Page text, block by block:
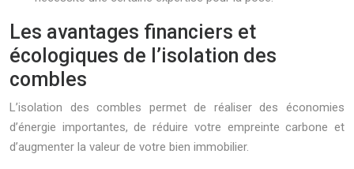
Les avantages financiers et
écologiques de l’isolation des
combles
L’isolation des combles permet de réaliser des économies
d’énergie importantes, de réduire votre empreinte carbone et
d’augmenter la valeur de votre bien immobilier.